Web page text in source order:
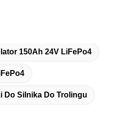
150Ah 24V LiFePo4
Do Silnika Do Trolingu